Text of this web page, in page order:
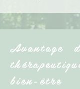
Avantage
bien-être